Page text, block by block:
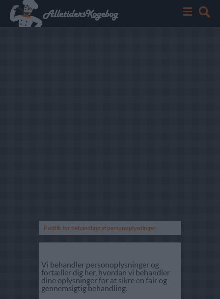
Politik for behandling af personoplysninger
Vi behandler personoplysninger og
fortæller dig her, hvordan vi behandler
dine oplysninger for at sikre en fair og
gennemsigtig behandling.